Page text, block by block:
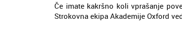
Če imate kakršno koli vprašanje
Strokovna ekipa Akademije Oxford